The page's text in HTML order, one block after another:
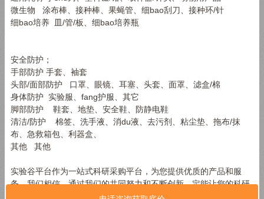
微生物 涂布棒、接种棒、果蝇管、细bao刮刀、接种环/针
细bao培养 皿/管/板、细bao培养瓶
安全防护；
手部防护 手套、袖套
头部/面部防护 口罩、眼镜、耳塞、头套、面罩、滤盒/棉
身体防护 实验服、fang护服、其它
脚部防护 鞋套、地垫、安全鞋、防静电鞋
清洁/防护 棉签、洗手液、消du液、去污剂、粘尘垫、拖布/抹
布、急救箱包、利器盒、
其他 其他
实验谷平台作为一站式科研采购平台，为您提供优质的产品和服
务。我们相信，通过我们的共同努力和不断创新，定能让您的科研
采购变得更简单、更高效。